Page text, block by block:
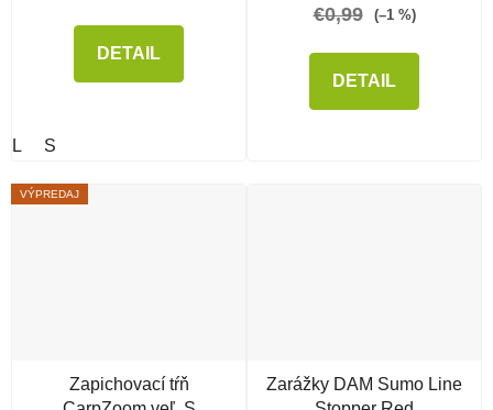
DETAIL
L S
€0,99 (–1 %)
DETAIL
VÝPREDAJ
Zapichovací tŕň
Zarážky DAM Sumo Line